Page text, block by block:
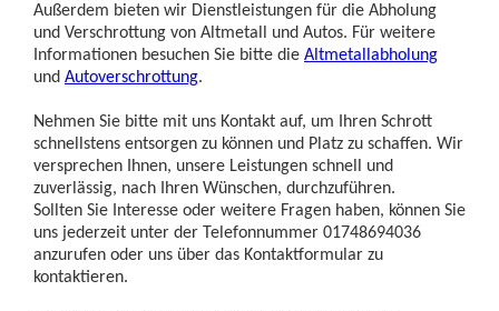
Außerdem bieten wir Dienstleistungen für die Abholung
und Verschrottung von Altmetall und Autos. Für weitere
Informationen besuchen Sie bitte die Altmetallabholung
und Autoverschrottung.
Nehmen Sie bitte mit uns Kontakt auf, um Ihren Schrott
schnellstens entsorgen zu können und Platz zu schaffen. Wir
versprechen Ihnen, unsere Leistungen schnell und
zuverlässig, nach Ihren Wünschen, durchzuführen.
Sollten Sie Interesse oder weitere Fragen haben, können Sie
uns jederzeit unter der Telefonnummer 01748694036
anzurufen oder uns über das Kontaktformular zu
kontaktieren.